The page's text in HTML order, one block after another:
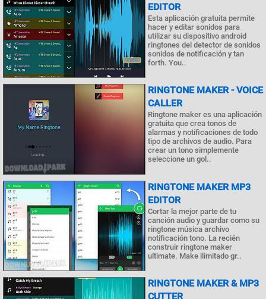
EDITOR
Esta aplicación gratuita permite
hacer y editar sonidos para
utilizar su dispositivo android
ringtones del detector de sonidos
sonidos de notificación y tan
forth. You..
RINGTONE MAKER - VOICE
CALLER
Ringtone maker es una aplicación
gratuita que crea tonos de
alarmas y notificaciones de todo
tipo de archivos de audio. Para
crear un tono simplemente
seleccione un gol..
RINGTONE MAKER MP3
EDITOR
Cortar la mejor parte de tu
canción audio y guardar como su
ringtone música archivo
notificación tono. La recién
construir ringtone maker
ultimate. Make ilimitado gr..
RINGTONE MAKER & MP3
CUTTER